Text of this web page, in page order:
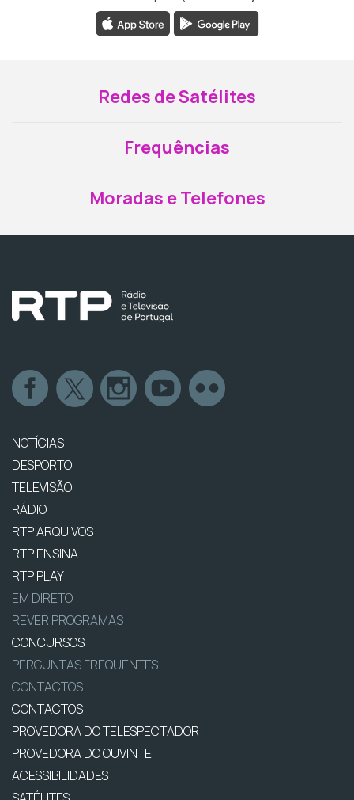
Redes de Satélites
Frequências
Moradas e Telefones
NOTÍCIAS
DESPORTO
TELEVISÃO
RÁDIO
RTP ARQUIVOS
RTP ENSINA
RTP PLAY
EM DIRETO
REVER PROGRAMAS
CONCURSOS
PERGUNTAS FREQUENTES
CONTACTOS
CONTACTOS
PROVEDORA DO TELESPECTADOR
PROVEDORA DO OUVINTE
ACESSIBILIDADES